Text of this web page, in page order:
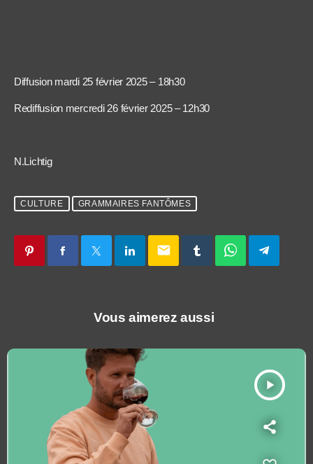
Diffusion mardi 25 février 2025 – 18h30
Rediffusion mercredi 26 février 2025 – 12h30
N.Lichtig
CULTURE GRAMMAIRES FANTÔMES
email
Vous aimerez aussi
play_arrow